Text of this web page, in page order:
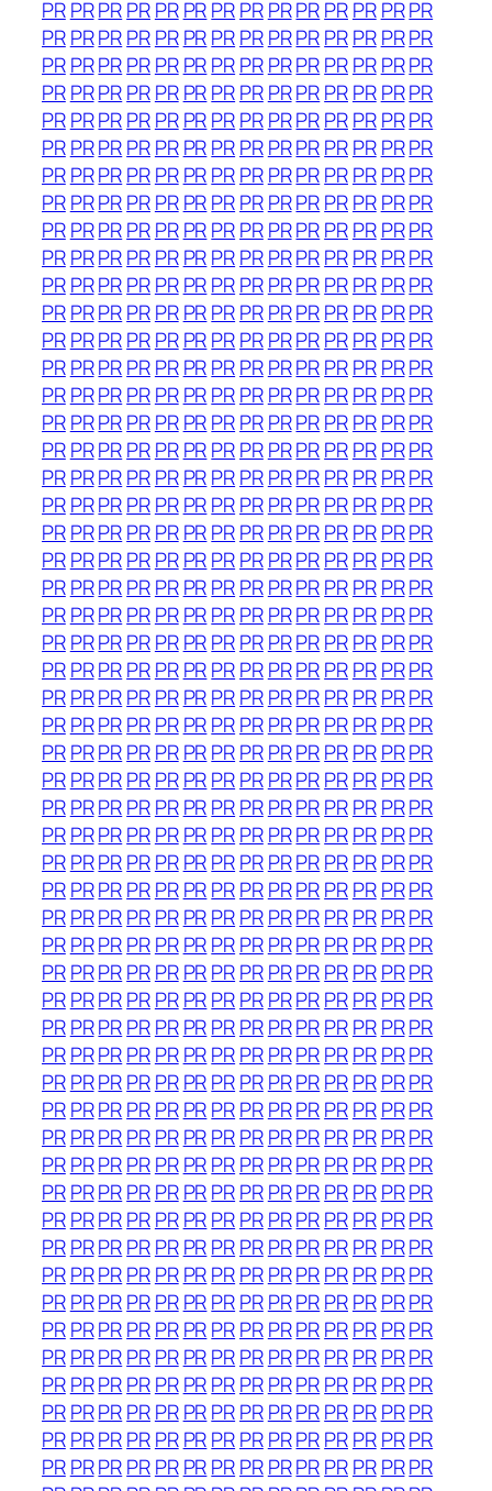
PRPRPRPRPR PRPRPRPRPRPRPR PRPR
PRPRPRPRPR PRPRPRPRPRPRPR PRPR
PRPRPRPRPR PRPRPRPRPRPRPR PRPR
PRPRPRPRPR PRPRPRPRPRPRPR PRPR
PRPRPRPRPR PRPRPRPRPRPRPR PRPR
PRPRPRPRPR PRPRPRPRPRPRPR PRPR
PRPRPRPRPR PRPRPRPRPRPRPR PRPR
PRPRPRPRPR PRPRPRPRPRPRPR PRPR
PRPRPRPRPR PRPRPRPRPRPRPR PRPR
PRPRPRPRPR PRPRPRPRPRPRPR PRPR
PRPRPRPRPR PRPRPRPRPRPRPR PRPR
PRPRPRPRPR PRPRPRPRPRPRPR PRPR
PRPRPRPRPR PRPRPRPRPRPRPR PRPR
PRPRPRPRPR PRPRPRPRPRPRPR PRPR
PRPRPRPRPR PRPRPRPRPRPRPR PRPR
PRPRPRPRPR PRPRPRPRPRPRPR PRPR
PRPRPRPRPR PRPRPRPRPRPRPR PRPR
PRPRPRPRPR PRPRPRPRPRPRPR PRPR
PRPRPRPRPR PRPRPRPRPRPRPR PRPR
PRPRPRPRPR PRPRPRPRPRPRPR PRPR
PRPRPRPRPR PRPRPRPRPRPRPR PRPR
PRPRPRPRPR PRPRPRPRPRPRPR PRPR
PRPRPRPRPR PRPRPRPRPRPRPR PRPR
PRPRPRPRPR PRPRPRPRPRPRPR PRPR
PRPRPRPRPR PRPRPRPRPRPRPR PRPR
PRPRPRPRPR PRPRPRPRPRPRPR PRPR
PRPRPRPRPR PRPRPRPRPRPRPR PRPR
PRPRPRPRPR PRPRPRPRPRPRPR PRPR
PRPRPRPRPR PRPRPRPRPRPRPR PRPR
PRPRPRPRPR PRPRPRPRPRPRPR PRPR
PRPRPRPRPR PRPRPRPRPRPRPR PRPR
PRPRPRPRPR PRPRPRPRPRPRPR PRPR
PRPRPRPRPR PRPRPRPRPRPRPR PRPR
PRPRPRPRPR PRPRPRPRPRPRPR PRPR
PRPRPRPRPR PRPRPRPRPRPRPR PRPR
PRPRPRPRPR PRPRPRPRPRPRPR PRPR
PRPRPRPRPR PRPRPRPRPRPRPR PRPR
PRPRPRPRPR PRPRPRPRPRPRPR PRPR
PRPRPRPRPR PRPRPRPRPRPRPR PRPR
PRPRPRPRPR PRPRPRPRPRPRPR PRPR
PRPRPRPRPR PRPRPRPRPRPRPR PRPR
PRPRPRPRPR PRPRPRPRPRPRPR PRPR
PRPRPRPRPR PRPRPRPRPRPRPR PRPR
PRPRPRPRPR PRPRPRPRPRPRPR PRPR
PRPRPRPRPR PRPRPRPRPRPRPR PRPR
PRPRPRPRPR PRPRPRPRPRPRPR PRPR
PRPRPRPRPR PRPRPRPRPRPRPR PRPR
PRPRPRPRPR PRPRPRPRPRPRPR PRPR
PRPRPRPRPR PRPRPRPRPRPRPR PRPR
PRPRPRPRPR PRPRPRPRPRPRPR PRPR
PRPRPRPRPR PRPRPRPRPRPRPR PRPR
PRPRPRPRPR PRPRPRPRPRPRPR PRPR
PRPRPRPRPR PRPRPRPRPRPRPR PRPR
PRPRPRPRPR PRPRPRPRPRPRPR PRPR